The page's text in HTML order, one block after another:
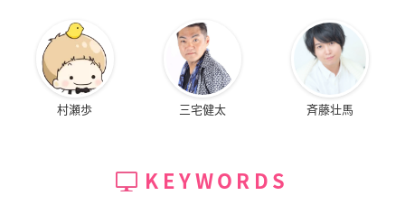
村瀬歩 三宅健太 斉藤壮馬
KEYWORDS